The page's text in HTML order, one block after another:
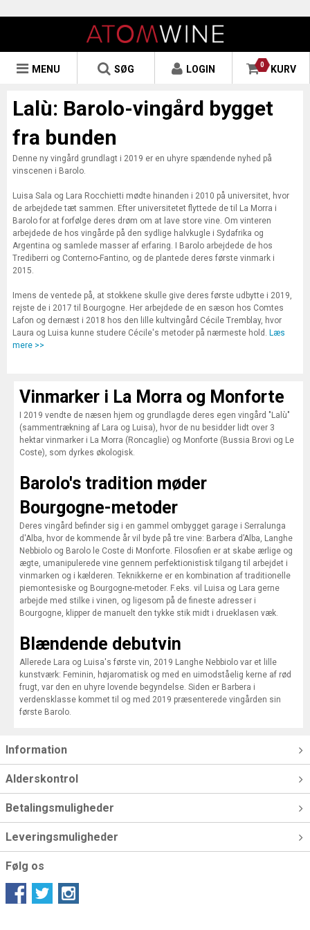
0 KURV
LOGIN
SØG
MENU
Lalù: Barolo-vingård bygget
fra bunden
Denne ny vingård grundlagt i 2019 er en uhyre spændende nyhed på
vinscenen i Barolo.
Luisa Sala og Lara Rocchietti mødte hinanden i 2010 på universitet, hvor
de arbejdede tæt sammen. Efter universitetet flyttede de til La Morra i
Barolo for at forfølge deres drøm om at lave store vine. Om vinteren
arbejdede de hos vingårde på den sydlige halvkugle i Sydafrika og
Argentina og samlede masser af erfaring. I Barolo arbejdede de hos
Trediberri og Conterno-Fantino, og de plantede deres første vinmark i
2015.
Imens de ventede på, at stokkene skulle give deres første udbytte i 2019,
rejste de i 2017 til Bourgogne. Her arbejdede de en sæson hos Comtes
Lafon og dernæst i 2018 hos den lille kultvingård Cécile Tremblay, hvor
Laura og Luisa kunne studere Cécile's metoder på nærmeste hold. Læs
mere >>
Vinmarker i La Morra og Monforte
I 2019 vendte de næsen hjem og grundlagde deres egen vingård "Lalù"
(sammentrækning af Lara og Luisa), hvor de nu besidder lidt over 3
hektar vinmarker i La Morra (Roncaglie) og Monforte (Bussia Brovi og Le
Coste), som dyrkes økologisk.
Barolo's tradition møder
Bourgogne-metoder
Deres vingård befinder sig i en gammel ombygget garage i Serralunga
d'Alba, hvor de kommende år vil byde på tre vine: Barbera d’Alba, Langhe
Nebbiolo og Barolo le Coste di Monforte. Filosofien er at skabe ærlige og
ægte, umanipulerede vine gennem perfektionistisk tilgang til arbejdet i
vinmarken og i kælderen. Teknikkerne er en kombination af traditionelle
piemontesiske og Bourgogne-metoder. F.eks. vil Luisa og Lara gerne
arbejde med stilke i vinen, og ligesom på de fineste adresser i
Bourgogne, klipper de manuelt den tykke stik midt i drueklasen væk.
Blændende debutvin
Allerede Lara og Luisa's første vin, 2019 Langhe Nebbiolo var et lille
kunstværk: Feminin, højaromatisk og med en uimodståelig kerne af rød
frugt, var den en uhyre lovende begyndelse. Siden er Barbera i
verdensklasse kommet til og med 2019 præsenterede vingården sin
første Barolo.
Information
Alderskontrol
Betalingsmuligheder
Leveringsmuligheder
Følg os